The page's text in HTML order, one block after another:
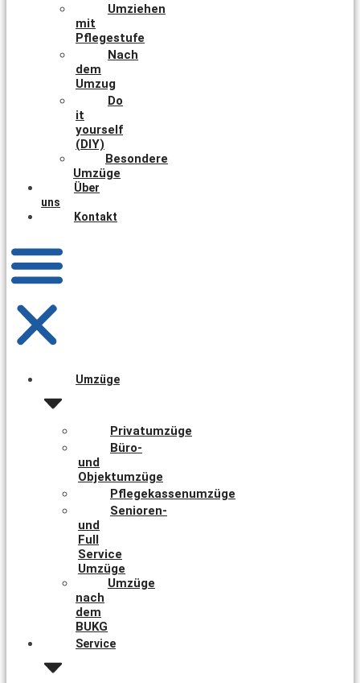
Umziehen
mit
Pflegestufe
Nach
dem
Umzug
Do
it
yourself
(DIY)
Besondere
Umzüge
Über
uns
Kontakt
Umzüge
Privatumzüge
Büro-
und
Objektumzüge
Pflegekassenumzüge
Senioren-
und
Full
Service
Umzüge
Umzüge
nach
dem
BUKG
Service